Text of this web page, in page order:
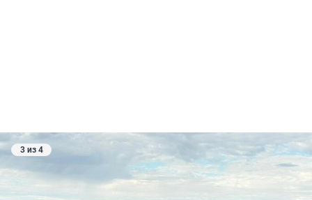
3 из 4